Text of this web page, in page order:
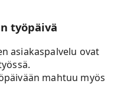
työpäivä
asiakaspalvelu ovat
mahtuu myös